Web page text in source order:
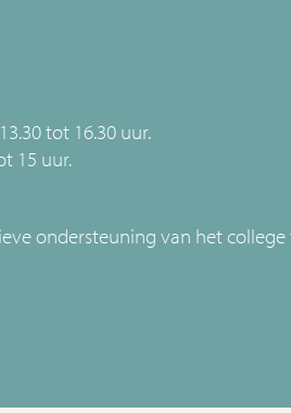
tot 16.30 uur.
15 uur.
ondersteuning van het